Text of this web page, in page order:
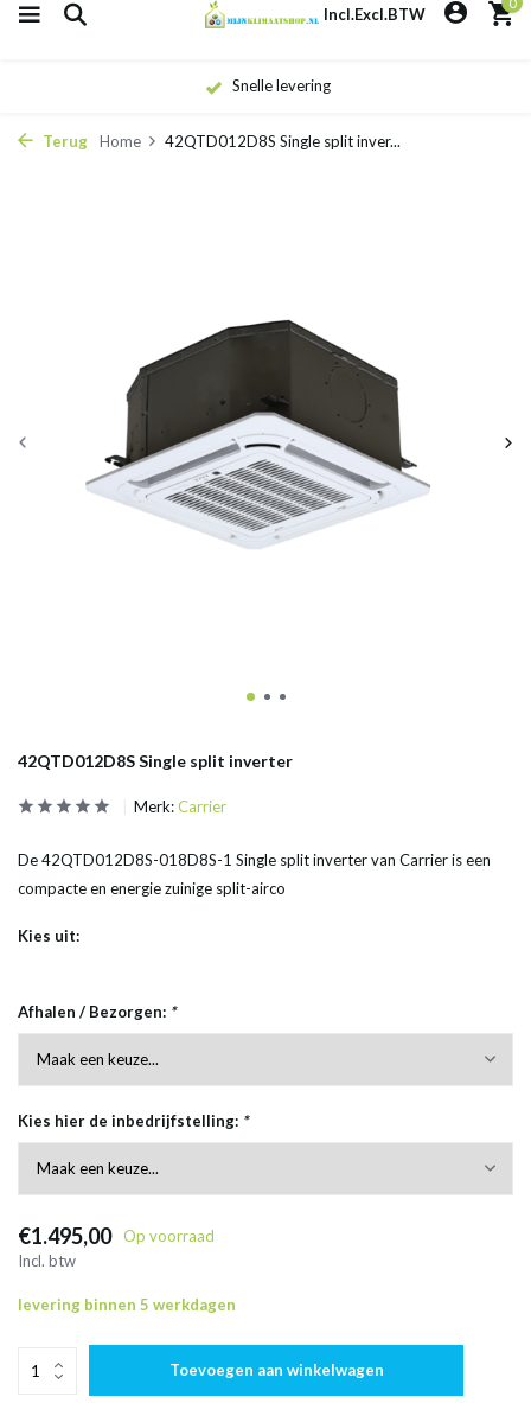
Incl.Excl.BTW
Snelle levering
Terug Home 42QTD012D8S Single split inver...
42QTD012D8S Single split inverter
Merk:Carrier
De 42QTD012D8S-018D8S-1 Single split inverter van Carrier is een
compacte en energie zuinige split-airco
Kies uit:
Afhalen / Bezorgen: *
Kies hier de inbedrijfstelling: *
€1.495,00
Op voorraad
Incl. btw
levering binnen 5 werkdagen
Toevoegen aan winkelwagen